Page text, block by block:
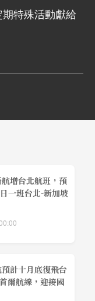
特殊活動獻給
增台北航班，預
一班台北-新加坡
計十月底復飛台
爾航線，迎接國